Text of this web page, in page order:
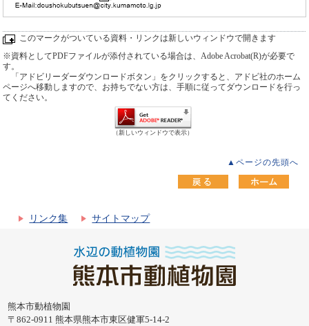
このマークがついている資料・リンクは新しいウィンドウで開きます
※資料としてPDFファイルが添付されている場合は、Adobe Acrobat(R)が必要で
す。
「アドビリーダーダウンロードボタン」をクリックすると、アドビ社のホーム
ページへ移動しますので、お持ちでない方は、手順に従ってダウンロードを行っ
てください。
（新しいウィンドウで表示）
▲ページの先頭へ
リンク集 サイトマップ
熊本市動植物園
〒862-0911 熊本県熊本市東区健軍5-14-2